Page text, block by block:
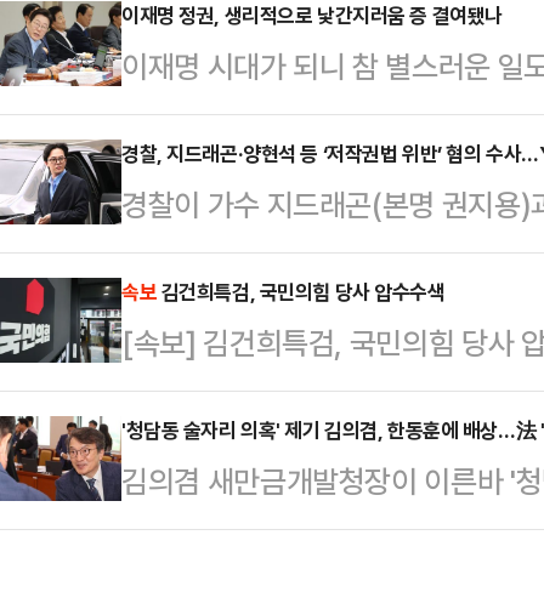
적했다.안철수 후보는 13일 페이
용 △청탁 △직권남용 등 광복절 맞
다"고 꾸짖었다.이어 "더불어민주
조국 사태 당시 '조금박해'가 있었
이 조금이라도 있지 않을까 기대했
시나 였다. 단 한사…
이재명 정권, 생리적으로 낯간지러움 증 결여됐나
이재명 시대가 되니 참 별스러운 일
‘제21대 대통령 국민 임명식’이라
람이, 80명의 국민대표로부터 새삼
있는 국민이 얼마나 될까? (물론 개
통령들과는 완전히 다른 새로운 대
다는 것인가? 그렇다면 ‘제21대 대
들로부터 직접 임명받은 제1대 대
게는 낯…
경찰, 지드래곤·양현석 등 ‘저작권법 위반’ 혐의 수사
경찰이 가수 지드래곤(본명 권지용
서 등이 저작권법을 위반했는지 여
찰에 따르면 서울 마포경찰서는 지
수해 수사를 진행 중이다. A씨는
동의 없이 복제한 뒤 음반으로 제작
다.경찰은 고소 접수 이후 사건 관
사 등에 대해 두 차례에 걸쳐 압수
가 진행 중이며 구체…
속보김건희특검, 국민의힘 당사 압수수색
[속보] 김건희특검, 국민의힘 당사
'청담동 술자리 의혹' 제기 김의겸, 한동훈에 배상…法
김의겸 새만금개발청장이 이른바 '
힘 한동훈 전 대표에게 손해를 배상